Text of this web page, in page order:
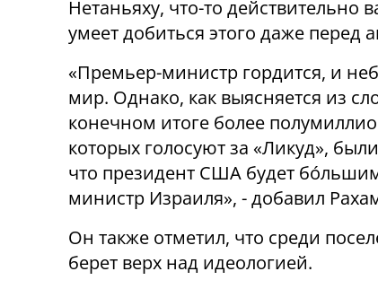
Нетаньяху, что-то действительно
умеет добиться этого даже перед
«Премьер-министр гордится, и
мир. Однако, как выясняется из
конечном итоге более
которых голосуют за «Ликуд»,
что президент США будет
министр Израиля», - добавил
Он также отметил, что среди
берет верх над идеологией.